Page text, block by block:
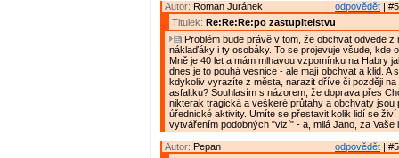
odpovědět |
Autor: Roman Juránek
Titulek: Re:Re:Re:po zastupitelstvu
Problém bude právě v tom, že obchvat odvede z
náklaďáky i ty osobáky. To se projevuje všude, kde
Mně je 40 let a mám mlhavou vzpomínku na Habry
dnes je to pouhá vesnice - ale mají obchvat a klid. A
kdykoliv vyrazíte z města, narazit dříve či později
asfaltku? Souhlasím s názorem, že doprava přes
nikterak tragická a veškeré průtahy a obchvaty jsou
úřednické aktivity. Umíte se přestavit kolik lidí se
vytvářením podobných "vizí" - a, milá Jano, za Vaše
odpovědět |
Autor: Pepan